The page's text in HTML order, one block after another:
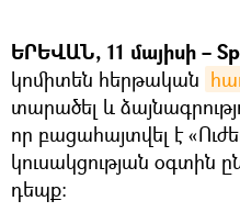
ԵՐԵՎԱՆ, 11 մայիսի –
կոմիտեն հերթական
տարածել և
որ բացահայտվել է
կուսակցության օգտին
դեպք։